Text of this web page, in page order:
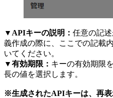
▼APIキーの説明： 任意の記
義作成の際に、ここでの記載
いてください。
▼有効期限： キーの有効期限
長の値を選択します。
※生成されたAPIキーは、再